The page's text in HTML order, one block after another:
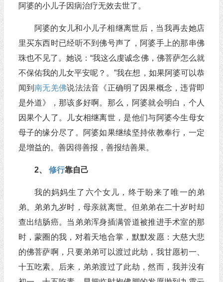
阿婆的小儿子因病治疗无效去世了。
阿婆的女儿和小儿子相继离世后，当我再去她店
里买东西时已经听不到佛号声了，阿婆手上的那串佛
珠也不见了。她说：“我这么虔诚念佛，佛菩萨怎么就
不保佑我的儿女平安呢？。”我在想，如果阿婆可以恭
闻到南无羌佛说法法音《正确明了因果概念，违背即
是外道》，那该多好啊。那么，阿婆就会明白，个人
因果个人了。儿女相继离世，是他们与阿婆今生母女
母子的缘分尽了。阿婆如果继续坚持依教奉行，一定
是增益的。善因得善报，善报结善果。
2、 修行靠自己
我的妈妈生了六个女儿，终于盼来了唯一的弟
弟。弟弟九岁时，母亲就离世。但弟弟在二十岁时却
查出结肠癌。当弟弟浑身插满管道被推进手术室的那
时，蒙圈的我，对着天地合掌，默默发愿：大慈大悲
的佛菩萨啊，只要弟弟可以渡过此劫，我甘愿初一、
十五吃素。后来，弟弟渡过了此劫，然而，我并没有